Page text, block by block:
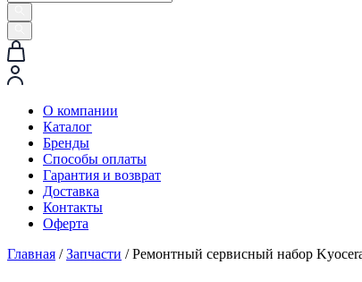
О компании
Каталог
Бренды
Способы оплаты
Гарантия и возврат
Доставка
Контакты
Оферта
Главная /Запчасти / Ремонтный сервисный набор